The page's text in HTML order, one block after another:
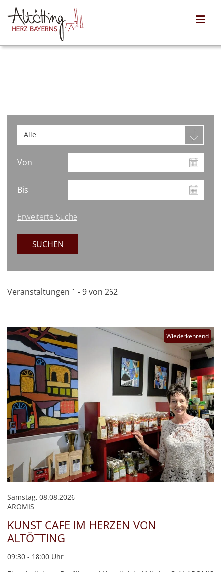
Alle
Von
Bis
Erweiterte Suche
SUCHEN
Veranstaltungen 1 - 9 von 262
Wiederkehrend
Samstag, 08.08.2026
AROMIS
KUNST CAFE IM HERZEN VON
ALTÖTTING
09:30 - 18:00 Uhr